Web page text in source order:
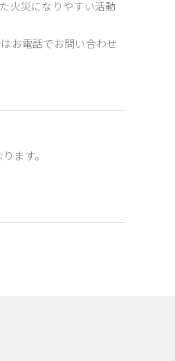
火災になりやすい活動
お電話でお問い合わせ
ます。